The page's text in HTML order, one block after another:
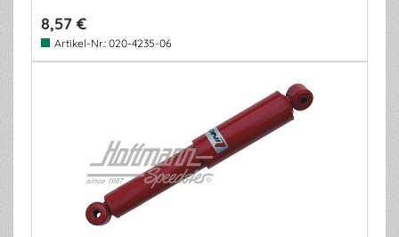
8,57 €
Artikel-Nr.: 020-4235-06